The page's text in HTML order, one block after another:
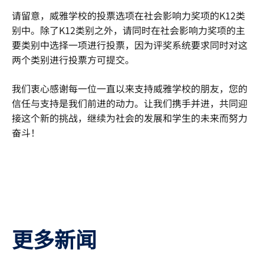
请留意，威雅学校的投票选项在社会影响力奖项的K12类
别中。除了K12类别之外，请同时在社会影响力奖项的主
要类别中选择一项进行投票，因为评奖系统要求同时对这
两个类别进行投票方可提交。
我们衷心感谢每一位一直以来支持威雅学校的朋友，您的
信任与支持是我们前进的动力。让我们携手并进，共同迎
接这个新的挑战，继续为社会的发展和学生的未来而努力
奋斗！
更多新闻